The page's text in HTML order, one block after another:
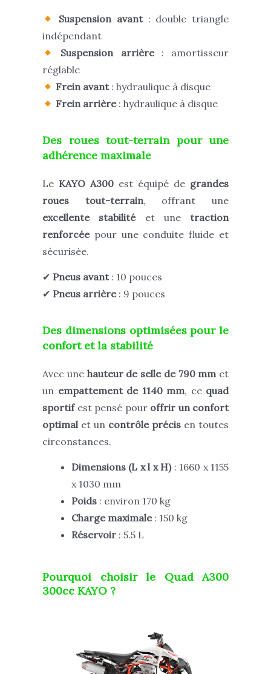
Suspension avant: double triangle
indépendant
Suspension arrière: amortisseur
réglable
Frein avant: hydraulique à disque
Frein arrière: hydraulique à disque
Des roues tout-terrain pour une
adhérence maximale
Le KAYO A300 est équipé de grandes
roues tout-terrain, offrant une
excellente stabilitéet une traction
renforcéepour une conduite fluide et
sécurisée.
✔ Pneus avant: 10 pouces
✔ Pneus arrière: 9 pouces
Des dimensions optimisées pour le
confort et la stabilité
Avec une hauteur de selle de 790 mmet
un empattement de 1140 mm, ce quad
sportifest pensé pour offrir un confort
optimalet un contrôle précis en toutes
circonstances.
Dimensions (L x l x H): 1660 x 1155
x 1030 mm
Poids : environ 170 kg
Charge maximale: 150 kg
Réservoir : 5.5 L
Pourquoi choisir le Quad A300
300cc KAYO ?